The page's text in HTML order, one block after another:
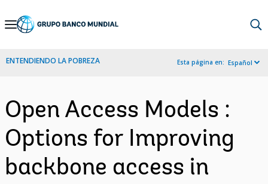
Skip
Navigation
ENTENDIENDO LA POBREZA Esta página en: Español
Open Access Models :
Options for Improving
backbone access in